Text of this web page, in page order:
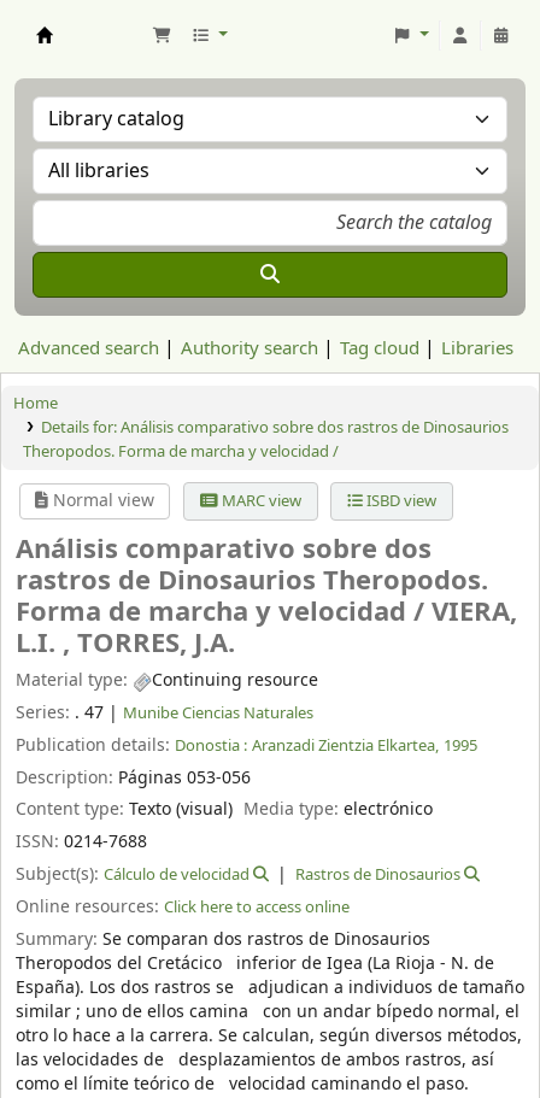
Advanced search Authority search Tag cloud Libraries
Home
Details for:Análisis comparativo sobre dos rastros de Dinosaurios
Theropodos. Forma de marcha y velocidad /
Normal view MARC view ISBD view
Análisis comparativo sobre dos
rastros de Dinosaurios Theropodos.
Forma de marcha y velocidad /VIERA,
L.I. , TORRES, J.A.
Material type:
Continuing resource
Series: . 47 | Munibe Ciencias Naturales
Publication details: Donostia : Aranzadi Zientzia Elkartea, 1995
Description: Páginas 053-056
Content type: Texto (visual) Media type:electrónico
ISSN: 0214-7688
Subject(s): Cálculo de velocidad Rastros de Dinosaurios
Online resources: Click here to access online
Summary: Se comparan dos rastros de Dinosaurios
Theropodos del Cretácico inferior de Igea (La Rioja - N. de
España). Los dos rastros se adjudican a individuos de tamaño
similar ; uno de ellos camina con un andar bípedo normal, el
otro lo hace a la carrera. Se calculan, según diversos métodos,
las velocidades de desplazamientos de ambos rastros, así
como el límite teórico de velocidad caminando el paso.